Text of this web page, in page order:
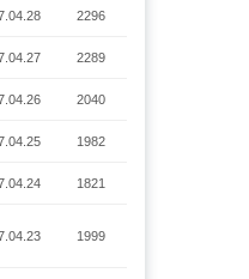
2296
2289
2040
1982
1821
1999